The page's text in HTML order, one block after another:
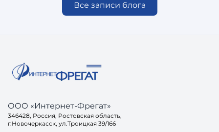
Все записи блога
ООО «Интернет-Фрегат»
346428, Россия, Ростовская область,
г.Новочеркасск, ул.Троицкая 39/166